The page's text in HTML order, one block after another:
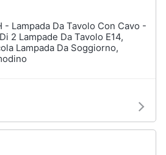
- Lampada Da Tavolo Con Cavo -
2 Lampade Da Tavolo E14,
Lampada Da Soggiorno,